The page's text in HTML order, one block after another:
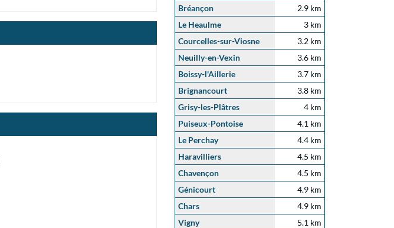
Bréançon
2.9 km
Le Heaulme
3 km
Courcelles-sur-Viosne
3.2 km
Neuilly-en-Vexin
3.6 km
Boissy-l'Aillerie
3.7 km
Brignancourt
3.8 km
Grisy-les-Plâtres
4 km
Puiseux-Pontoise
4.1 km
Le Perchay
4.4 km
Haravilliers
4.5 km
Chavençon
4.5 km
Génicourt
4.9 km
Chars
4.9 km
Vigny
5.1 km